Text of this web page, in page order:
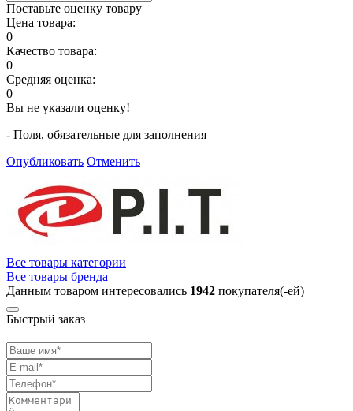
Поставьте оценку товару
Цена товара:
0
Качество товара:
0
Средняя оценка:
0
Вы не указали оценку!
- Поля, обязательные для заполнения
Опубликовать Отменить
Все товары категории
Все товары бренда
Данным товаром интересовались 1942 покупателя(-ей)
Быстрый заказ